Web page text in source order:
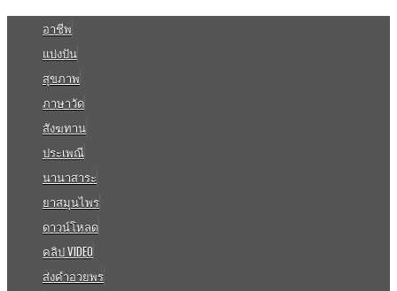
อาชีพ
แบ่งปัน
สุขภาพ
ภาษาวัด
สังฆทาน
ประเพณี
นานาสาระ
ยาสมุนไพร
ดาวน์โหลด
คลิป VIDEO
ส่งคำอวยพร